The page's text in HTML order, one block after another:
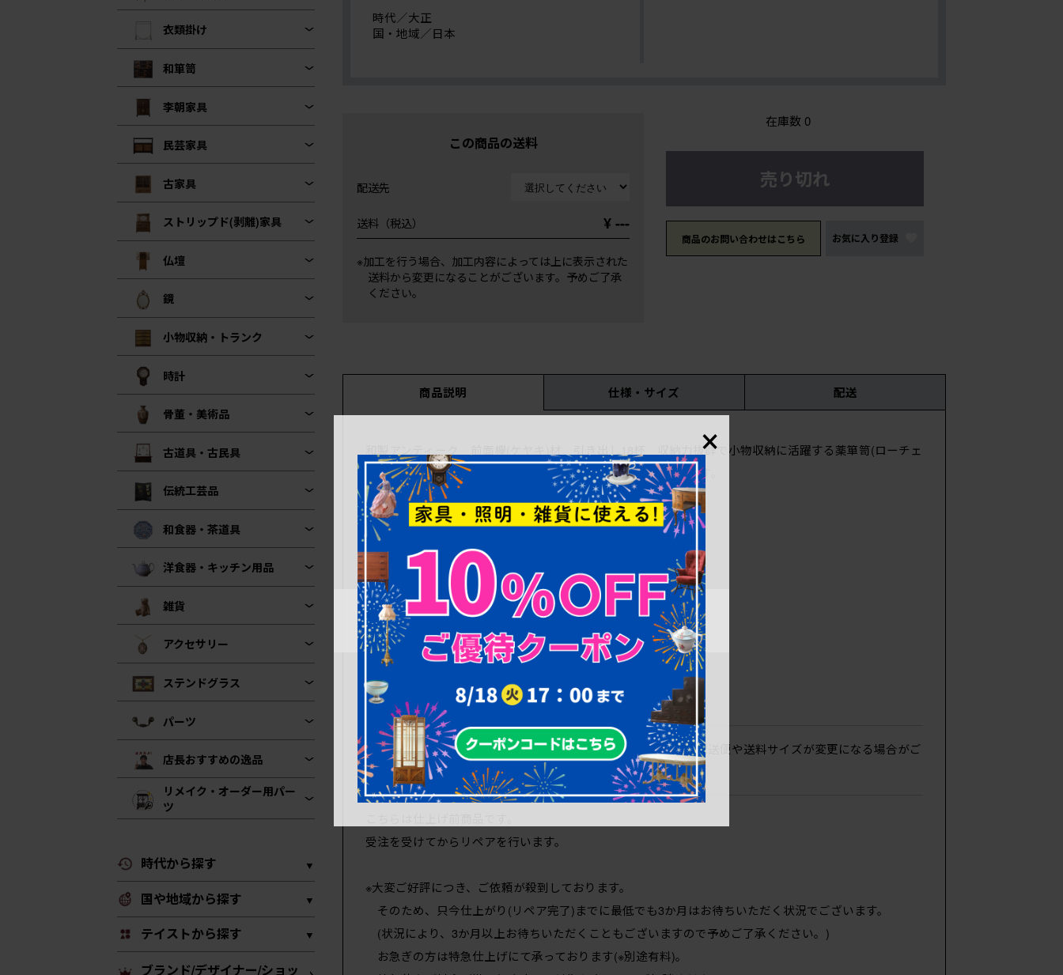
衣類掛け
和箪笥
李朝家具
民芸家具
古家具
ストリップド(剥離)家具
仏壇
鏡
小物収納・トランク
時計
骨董・美術品
古道具・古民具
伝統工芸品
和食器・茶道具
洋食器・キッチン用品
雑貨
アクセサリー
ステンドグラス
パーツ
店長おすすめの逸品
リメイク・オーダー用パー
ツ
時代から探す
国や地域から探す
テイストから探す
ブランド/デザイナー/ショッ
時代／大正
国・地域／日本
この商品の送料
配送先
送料（税込） ¥ ---
※加工を行う場合、加工内容によっては上に表示された
送料から変更になることがございます。予めご了承
ください。
在庫数 0
売り切れ
商品のお問い合わせはこちら お気に入り登録
商品説明 仕様・サイズ 配送
和製アンティーク 前面欅(ケヤキ)材 引き出し18杯 収納力抜群で小物収納に活躍する薬箪笥(ローチェ
スト、道具箪笥、薬タンス、引き出し、収納箪笥)(R-062405)です。
上下分けるとR-062406、R-062407になります。
■上段のサイズ 高さ535mm/幅1215mm/奥行365mm
■下段のサイズ 高さ530mm/幅1215mm/奥行365mm
■引き出しの内寸 各 深さ140mm/幅355mm/奥行330mm
■重量 約56kg(上段 約26kg/下段 約30kg)
商品サイズは加工前の寸法です。加工後の重量や外寸によって配送便や送料サイズが変更になる場合がご
ざいますので、予めご了承ください。
受注を受けてからリペアを行います。
※大変ご好評につき、ご依頼が殺到しております。
そのため、只今仕上がり(リペア完了)までに最低でも3か月はお待ちいただく状況でございます。
(状況により、3か月以上お待ちいただくこともございますので予めご了承ください。)
お急ぎの方は特急仕上げにて承っております(※別途有料)。
×